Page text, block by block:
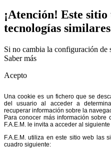
¡Atención! Este sitio
tecnologías
Si no cambia la configuración de
Saber más
Acepto
Una cookie es un fichero que se
del usuario al acceder a
recuperar información sobre la
Para conocer más información sobre
F.A.E.M. le invita a acceder al
F.A.E.M. utiliza en este sitio web las
cuadro siguiente: